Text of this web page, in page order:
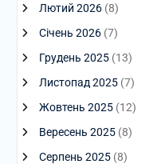
Лютий 2026(8)
Січень 2026(7)
Грудень 2025(13)
Листопад 2025(7)
Жовтень 2025(12)
Вересень 2025(8)
Серпень 2025(8)